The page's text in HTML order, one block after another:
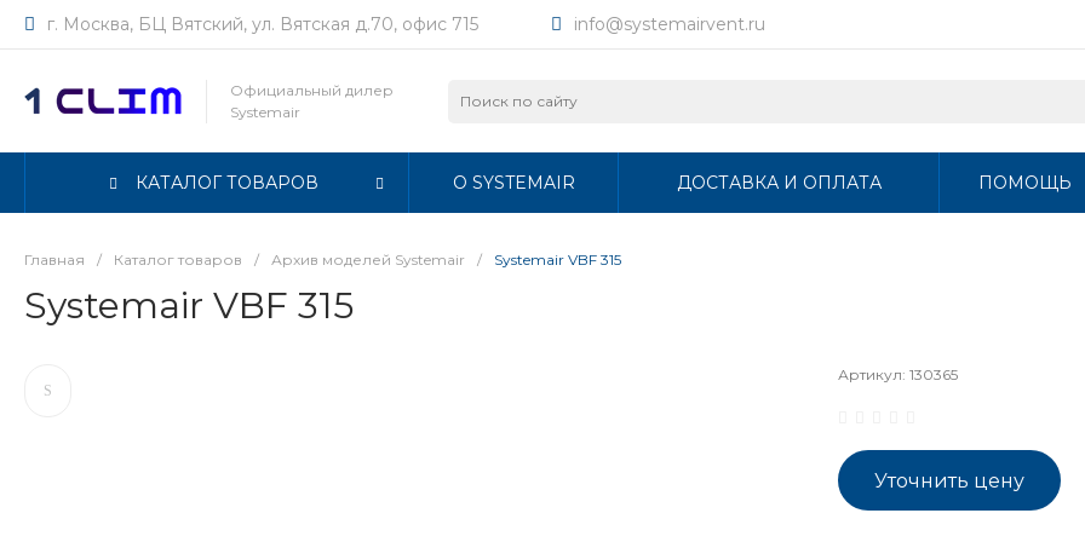
г. Москва, БЦ Вятский, ул. Вятская д.70, офис 715 info@systemairvent.ru
Официальный дилер
Systemair
КАТАЛОГ ТОВАРОВ О SYSTEMAIR ДОСТАВКА И ОПЛАТА ПОМОЩЬ
Главная / Каталог товаров / Архив моделей Systemair / Systemair VBF 315
Systemair VBF 315
Артикул: 130365
Уточнить цену